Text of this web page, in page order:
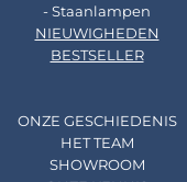
- Staanlampen
NIEUWIGHEDEN
BESTSELLER
ONZE GESCHIEDENIS
HET TEAM
SHOWROOM